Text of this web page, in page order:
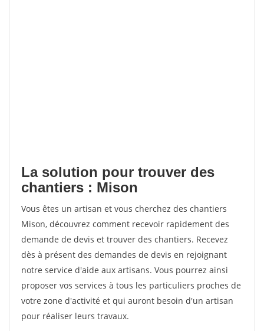
La solution pour trouver des
chantiers : Mison
Vous êtes un artisan et vous cherchez des chantiers
Mison, découvrez comment recevoir rapidement des
demande de devis et trouver des chantiers. Recevez
dès à présent des demandes de devis en rejoignant
notre service d'aide aux artisans. Vous pourrez ainsi
proposer vos services à tous les particuliers proches de
votre zone d'activité et qui auront besoin d'un artisan
pour réaliser leurs travaux.